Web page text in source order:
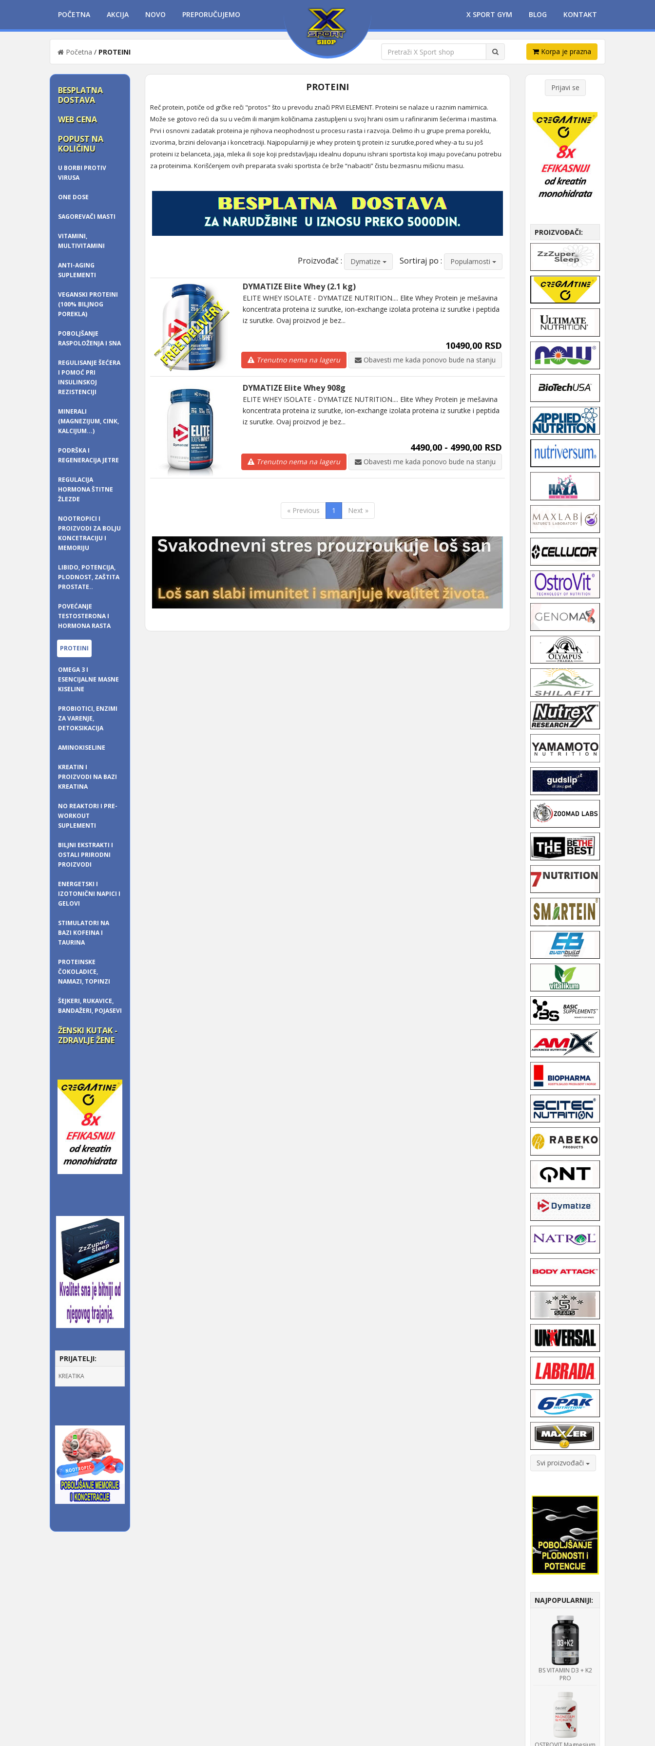
POČETNA AKCIJA NOVO PREPORUČUJEMO X SPORT GYM BLOG KONTAKT
Početna / PROTEINI Korpa je prazna
BESPLATNA
DOSTAVA
WEB CENA
POPUST NA
KOLIČINU
U BORBI PROTIV
VIRUSA
ONE DOSE
SAGOREVAČI MASTI
VITAMINI,
MULTIVITAMINI
ANTI-AGING
SUPLEMENTI
VEGANSKI PROTEINI
(100% BILJNOG
POREKLA)
POBOLJŠANJE
RASPOLOŽENJA I SNA
REGULISANJE ŠEĆERA
I POMOĆ PRI
INSULINSKOJ
REZISTENCIJI
MINERALI
(MAGNEZIJUM, CINK,
KALCIJUM...)
PODRŠKA I
REGENERACIJA JETRE
REGULACIJA
HORMONA ŠTITNE
ŽLEZDE
NOOTROPICI I
PROIZVODI ZA BOLJU
KONCETRACIJU I
MEMORIJU
LIBIDO, POTENCIJA,
PLODNOST, ZAŠTITA
PROSTATE..
POVEĆANJE
TESTOSTERONA I
HORMONA RASTA
PROTEINI
OMEGA 3 I
ESENCIJALNE MASNE
KISELINE
PROBIOTICI, ENZIMI
ZA VARENJE,
DETOKSIKACIJA
AMINOKISELINE
KREATIN I
PROIZVODI NA BAZI
KREATINA
NO REAKTORI I PRE-
WORKOUT
SUPLEMENTI
BILJNI EKSTRAKTI I
OSTALI PRIRODNI
PROIZVODI
ENERGETSKI I
IZOTONIČNI NAPICI I
GELOVI
STIMULATORI NA
BAZI KOFEINA I
TAURINA
PROTEINSKE
ČOKOLADICE,
NAMAZI, TOPINZI
ŠEJKERI, RUKAVICE,
BANDAŽERI, POJASEVI
ŽENSKI KUTAK -
ZDRAVLJE ŽENE
PRIJATELJI:
KREATIKA
PROTEINI
Reč protein, potiče od grčke reči "protos" što u prevodu znači PRVI ELEMENT. Proteini se nalaze u raznim namirnica.
Može se gotovo reći da su u većim ili manjim količinama zastupljeni u svoj hrani osim u rafiniranim šećerima i mastima.
Prvi i osnovni zadatak proteina je njihova neophodnost u procesu rasta i razvoja. Delimo ih u grupe prema poreklu,
izvorima, brzini delovanja i koncetraciji. Najpopularniji je whey protein tj protein iz surutke,pored whey-a tu su još
proteini iz belanceta, jaja, mleka ili soje koji predstavljaju idealnu dopunu ishrani sportista koji imaju povećanu potrebu
za proteinima. Korišćenjem ovih preparata svaki sportista će brže “nabaciti” čistu bezmasnu mišicnu masu.
Proizvođač : Dymatize Sortiraj po : Popularnosti
DYMATIZE Elite Whey (2.1 kg)
ELITE WHEY ISOLATE - DYMATIZE NUTRITION.... Elite Whey Protein je mešavina
koncentrata proteina iz surutke, ion-exchange izolata proteina iz surutke i peptida
iz surutke. Ovaj proizvod je bez...
10490,00 RSD
Trenutno nema na lageru Obavesti me kada ponovo bude na stanju
DYMATIZE Elite Whey 908g
ELITE WHEY ISOLATE - DYMATIZE NUTRITION.... Elite Whey Protein je mešavina
koncentrata proteina iz surutke, ion-exchange izolata proteina iz surutke i peptida
iz surutke. Ovaj proizvod je bez...
4490,00 - 4990,00 RSD
Trenutno nema na lageru Obavesti me kada ponovo bude na stanju
« Previous 1 Next »
Prijavi se
PROIZVOĐAČI:
Svi proizvođači
NAJPOPULARNIJI:
BS VITAMIN D3 + K2
PRO